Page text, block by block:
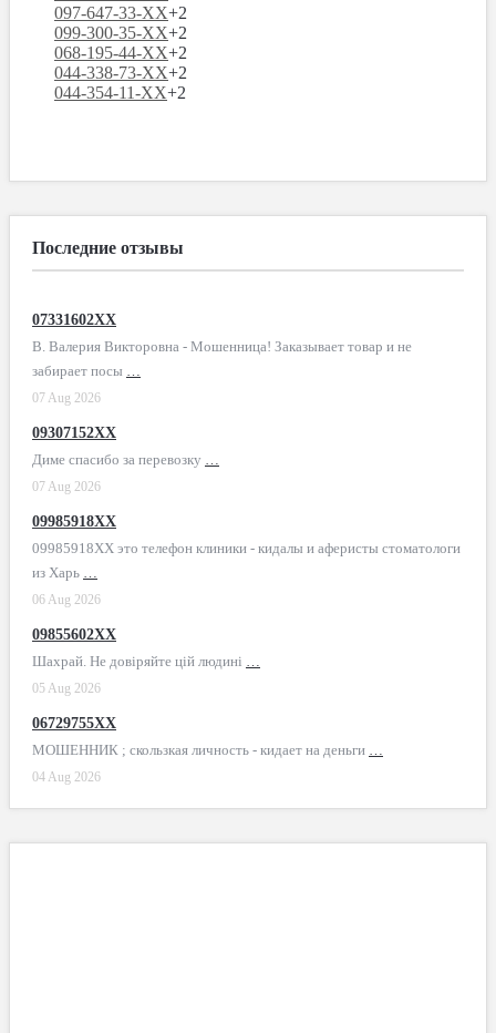
097-647-33-XX+2
099-300-35-XX+2
068-195-44-XX+2
044-338-73-XX+2
044-354-11-XX+2
Последние отзывы
07331602XX
В. Валерия Викторовна - Мошенница! Заказывает товар и не
забирает посы …
07 Aug 2026
09307152XX
Диме спасибо за перевозку …
07 Aug 2026
09985918XX
09985918XX это телефон клиники - кидалы и аферисты стоматологи
из Харь …
06 Aug 2026
09855602XX
Шахрай. Не довіряйте цій людині …
05 Aug 2026
06729755XX
МОШЕННИК ; скользкая личность - кидает на деньги …
04 Aug 2026